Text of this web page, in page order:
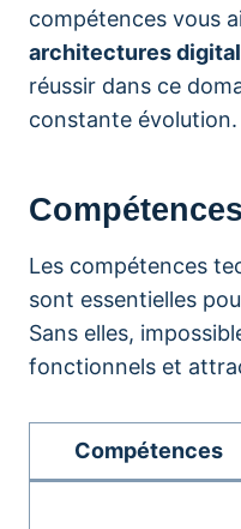
compétences vous
architectures
réussir dans ce
constante
Les compétences
sont essentielles
Sans elles,
fonctionnels et
Compétences